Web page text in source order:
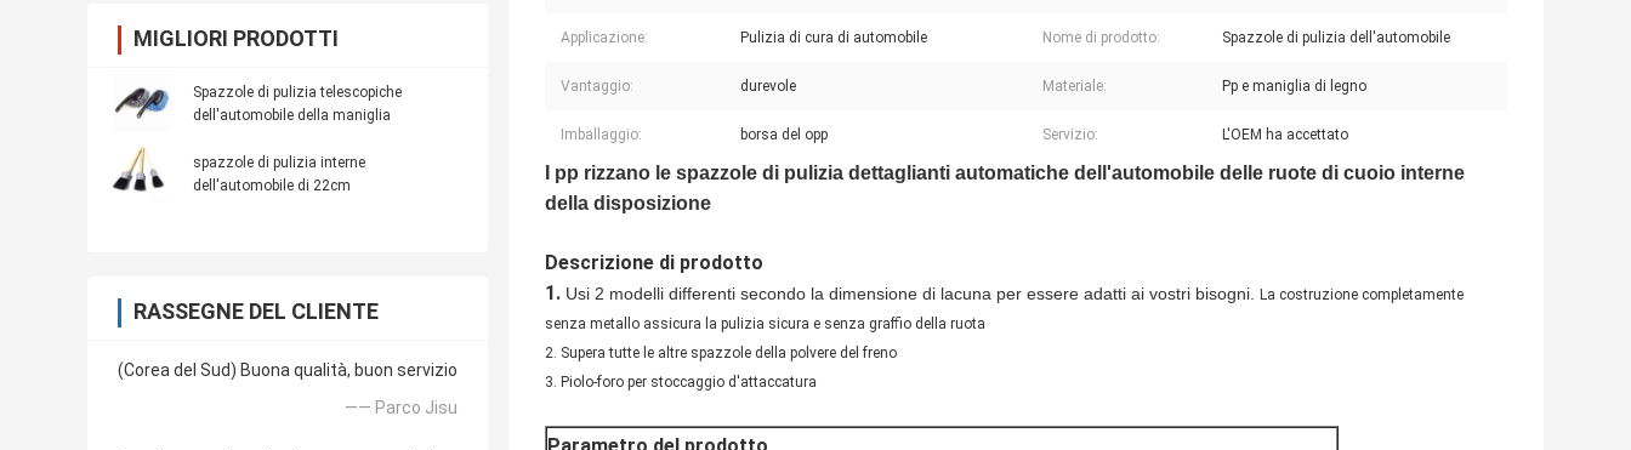
MIGLIORI PRODOTTI
Spazzole di pulizia telescopiche
dell'automobile della maniglia
spazzole di pulizia interne
dell'automobile di 22cm
RASSEGNE DEL CLIENTE
(Corea del Sud) Buona qualità, buon servizio
—— Parco Jisu
Applicazione: Pulizia di cura di automobile Nome di prodotto: Spazzole di pulizia dell'automobile
Vantaggio: durevole Materiale: Pp e maniglia di legno
Imballaggio: borsa del opp Servizio: L'OEM ha accettato
I pp rizzano le spazzole di pulizia dettaglianti automatiche dell'automobile delle ruote di cuoio interne
della disposizione
Descrizione di prodotto
1. Usi 2 modelli differenti secondo la dimensione di lacuna per essere adatti ai vostri bisogni. La costruzione completamente
senza metallo assicura la pulizia sicura e senza graffio della ruota
2. Supera tutte le altre spazzole della polvere del freno
3. Piolo-foro per stoccaggio d'attaccatura